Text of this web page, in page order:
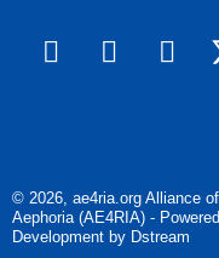
F
a
o
o
k
L
i
i
n
I
n
g
r
a
© 2026, ae4ria.org Alliance
Aephoria (AE4RIA) -
Development by Dstream